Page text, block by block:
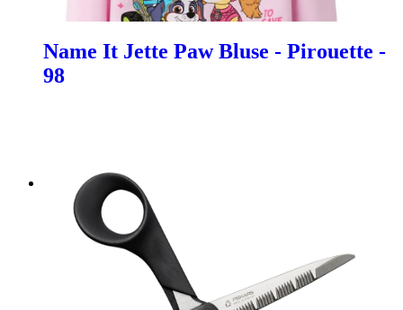
Name It Jette Paw Bluse - Pirouette -
98